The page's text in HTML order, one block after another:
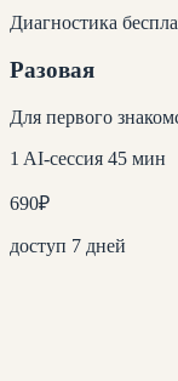
Диагностика
Разовая
Для первого
1 AI-сессия 45 мин
690₽
доступ 7 дней